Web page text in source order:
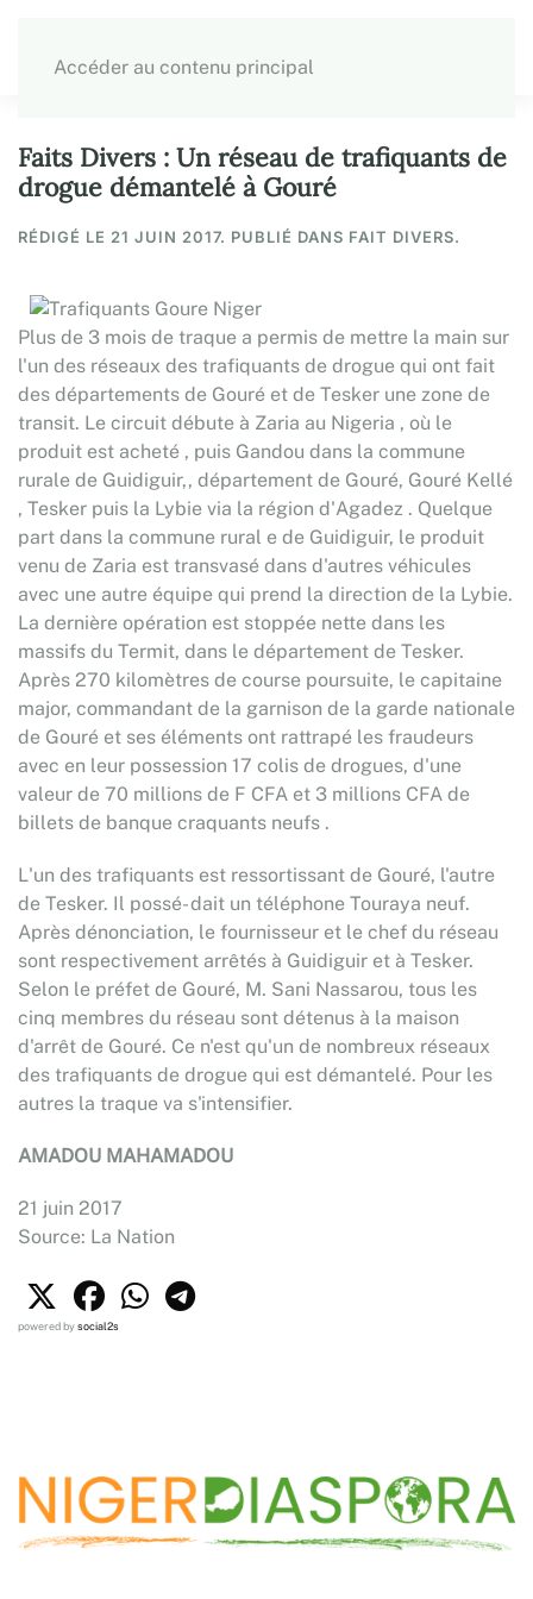
Accéder au contenu principal
Faits Divers : Un réseau de trafiquants de
drogue démantelé à Gouré
RÉDIGÉ LE 21 JUIN 2017. PUBLIÉ DANS FAIT DIVERS.
Plus de 3 mois de traque a permis de mettre la main sur
l'un des réseaux des trafiquants de drogue qui ont fait
des départements de Gouré et de Tesker une zone de
transit. Le circuit débute à Zaria au Nigeria , où le
produit est acheté , puis Gandou dans la commune
rurale de Guidiguir,, département de Gouré, Gouré Kellé
, Tesker puis la Lybie via la région d'Agadez . Quelque
part dans la commune rural e de Guidiguir, le produit
venu de Zaria est transvasé dans d'autres véhicules
avec une autre équipe qui prend la direction de la Lybie.
La dernière opération est stoppée nette dans les
massifs du Termit, dans le département de Tesker.
Après 270 kilomètres de course poursuite, le capitaine
major, commandant de la garnison de la garde nationale
de Gouré et ses éléments ont rattrapé les fraudeurs
avec en leur possession 17 colis de drogues, d'une
valeur de 70 millions de F CFA et 3 millions CFA de
billets de banque craquants neufs .
L'un des trafiquants est ressortissant de Gouré, l'autre
de Tesker. Il possé- dait un téléphone Touraya neuf.
Après dénonciation, le fournisseur et le chef du réseau
sont respectivement arrêtés à Guidiguir et à Tesker.
Selon le préfet de Gouré, M. Sani Nassarou, tous les
cinq membres du réseau sont détenus à la maison
d'arrêt de Gouré. Ce n'est qu'un de nombreux réseaux
des trafiquants de drogue qui est démantelé. Pour les
autres la traque va s'intensifier.
AMADOU MAHAMADOU
21 juin 2017
Source: La Nation
powered bysocial2s